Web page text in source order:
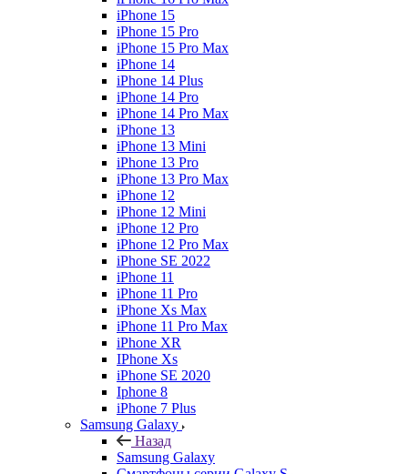
iPhone 15
iPhone 15 Pro
iPhone 15 Pro Max
iPhone 14
iPhone 14 Plus
iPhone 14 Pro
iPhone 14 Pro Max
iPhone 13
iPhone 13 Mini
iPhone 13 Pro
iPhone 13 Pro Max
iPhone 12
iPhone 12 Mini
iPhone 12 Pro
iPhone 12 Pro Max
iPhone SE 2022
iPhone 11
iPhone 11 Pro
iPhone Xs Max
iPhone 11 Pro Max
iPhone XR
IPhone Xs
iPhone SE 2020
Iphone 8
iPhone 7 Plus
Samsung Galaxy
Назад
Samsung Galaxy